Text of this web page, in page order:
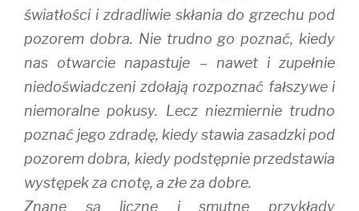
światłości i zdradliwie skłania do grzechu pod
pozorem dobra. Nie trudno go poznać, kiedy
nas otwarcie napastuje – nawet i zupełnie
niedoświadczeni zdołają rozpoznać fałszywe i
niemoralne pokusy. Lecz niezmiernie trudno
poznać jego zdradę, kiedy stawia zasadzki pod
pozorem dobra, kiedy podstępnie przedstawia
występek za cnotę, a złe za dobre.
Znane są liczne i smutne przykłady